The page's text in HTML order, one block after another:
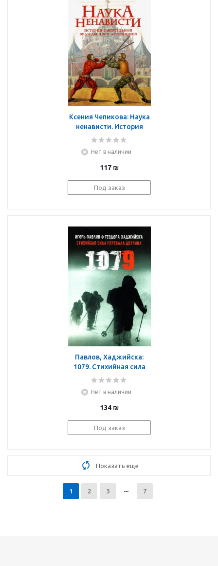
Ксения Чепикова: Наука
ненависти. История
смертельной вражды
Нет в наличии
117 ₪
Под заказ
Павлов, Хаджийска:
1079. Стихийная сила
Перевала Дятлова
Нет в наличии
134 ₪
Под заказ
Показать еще
1 2 3 7